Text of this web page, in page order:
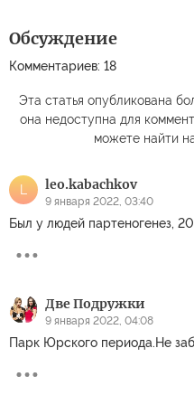
Обсуждение
Комментариев: 18
Эта статья опубликована
она недоступна для
можете найти
L leo.kabachkov
9 января 2022, 03:40
Был у людей партеногенез,
Две Подружки
9 января 2022, 04:08
Парк Юрского периода.Не